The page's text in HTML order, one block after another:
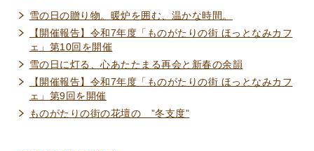
雪の日の贈り物。暖炉を囲む、温かな時間。
【開催報告】令和7年度「ものがたりの街 ほっとなみカフ
ェ」第10回を開催
雪の日に灯る、心あたたまる再会と新春の余韻
【開催報告】令和7年度「ものがたりの街 ほっとなみカフ
ェ」第9回を開催
ものがたりの街の花壇の ”冬支度”